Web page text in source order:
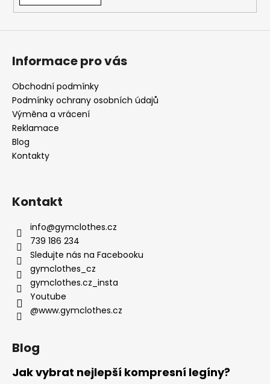
Informace pro vás
Obchodní podmínky
Podmínky ochrany osobních údajů
Výměna a vrácení
Reklamace
Blog
Kontakty
Kontakt
info@gymclothes.cz
739 186 234
Sledujte nás na Facebooku
gymclothes_cz
gymclothes.cz_insta
Youtube
@www.gymclothes.cz
Blog
Jak vybrat nejlepší kompresní legíny?